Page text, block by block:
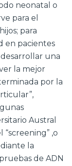
neonatal o
para el
para
en pacientes
una
la mejor
por la
Austral
,o
la
de ADN